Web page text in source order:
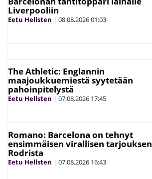
Liverpooliin
Eetu Hellsten | 08.08.202601:03
The Athletic: Englannin
maajoukkuemiestä syytetään
pahoinpitelystä
Eetu Hellsten | 07.08.2026 17:45
Romano: Barcelona on tehnyt
ensimmäisen virallisen tarjouksen
Rodrista
Eetu Hellsten | 07.08.2026 16:43